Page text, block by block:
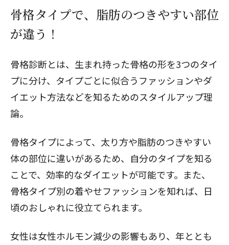
骨格タイプで、脂肪のつきやすい部位
が違う！
骨格診断とは、生まれ持った骨格の形を3つのタイ
プに分け、タイプごとに似合うファッションやダ
イエット方法などを知るためのスタイルアップ理
論。
骨格タイプによって、太り方や脂肪のつきやすい
体の部位に違いがあるため、自分のタイプを知る
ことで、効率的なダイエットが可能です。また、
骨格タイプ別の着やせファッションを知れば、日
頃のおしゃれに役立てられます。
女性は女性ホルモン減少の影響もあり、年ととも